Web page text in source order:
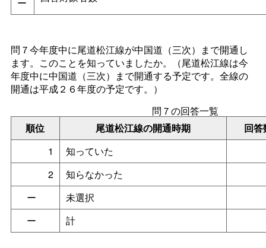
問７今年度中に尾道松江線が中国道（三次）まで開通し
ます。このことを知っていましたか。（尾道松江線は今
年度中に中国道（三次）まで開通する予定です。全線の
開通は平成２６年度の予定です。）
順位 尾道松江線の開通時期 回答
問７の回答一覧
1
知っていた
2
知らなかった
ー
未選択
ー
計